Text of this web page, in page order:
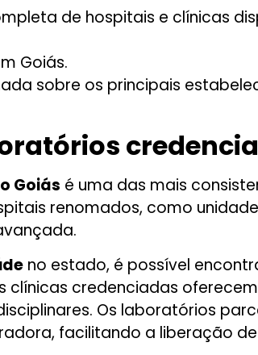
de hospitais e clínicas
Goiás.
sobre os principais
Goiás é uma das mais
renomados, como
no estado, é possível
clínicas credenciadas
Os laboratórios
facilitando a liberação